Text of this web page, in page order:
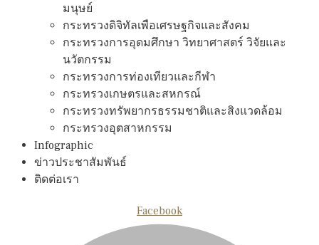
มนุษย์
กระทรวงดิจิทัลเพือเศรษฐกิจและสังคม
กระทรวงการอุดมศึกษา วิทยาศาสตร์ วิจัยและ
นวัตกรรม
กระทรวงการท่องเทียวและกีฬา
กระทรวงเกษตรและสหกรณ์
กระทรวงทรัพยากรธรรมชาติและสิงแวดล้อม
กระทรวงอุตสาหกรรม
Infographic
ข่าวประชาสัมพันธ์
ติดต่อเรา
Facebook